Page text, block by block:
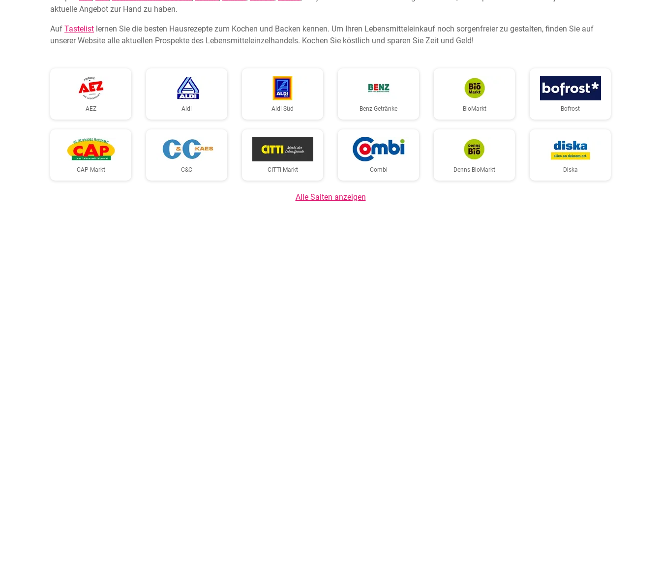
aktuelle Angebot zur Hand zu haben.
Auf Tastelist lernen Sie die besten Hausrezepte zum Kochen und Backen kennen. Um Ihren Lebensmitteleinkauf noch sorgenfreier zu gestalten, finden Sie auf
unserer Website alle aktuellen Prospekte des Lebensmitteleinzelhandels. Kochen Sie köstlich und sparen Sie Zeit und Geld!
AEZ Aldi Aldi Süd Benz Getränke BioMarkt Bofrost
CAP Markt C&C CITTI Markt Combi Denns BioMarkt Diska
Alle Saiten anzeigen